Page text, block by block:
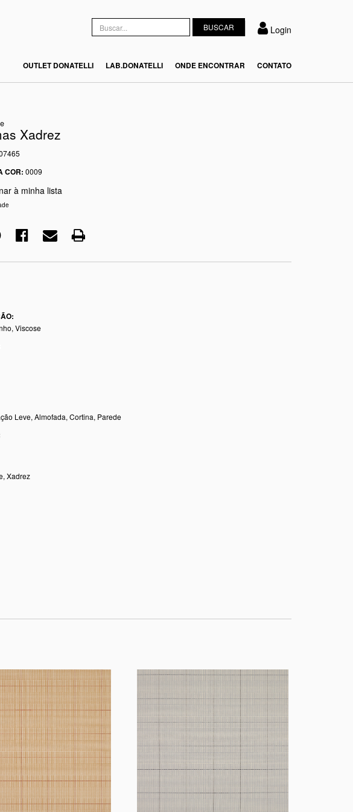
Login
OUTLET DONATELLI LAB.DONATELLI ONDE ENCONTRAR CONTATO
Xadrez
COR: 0009
à minha lista
Viscose
Leve, Almofada, Cortina, Parede
, Xadrez